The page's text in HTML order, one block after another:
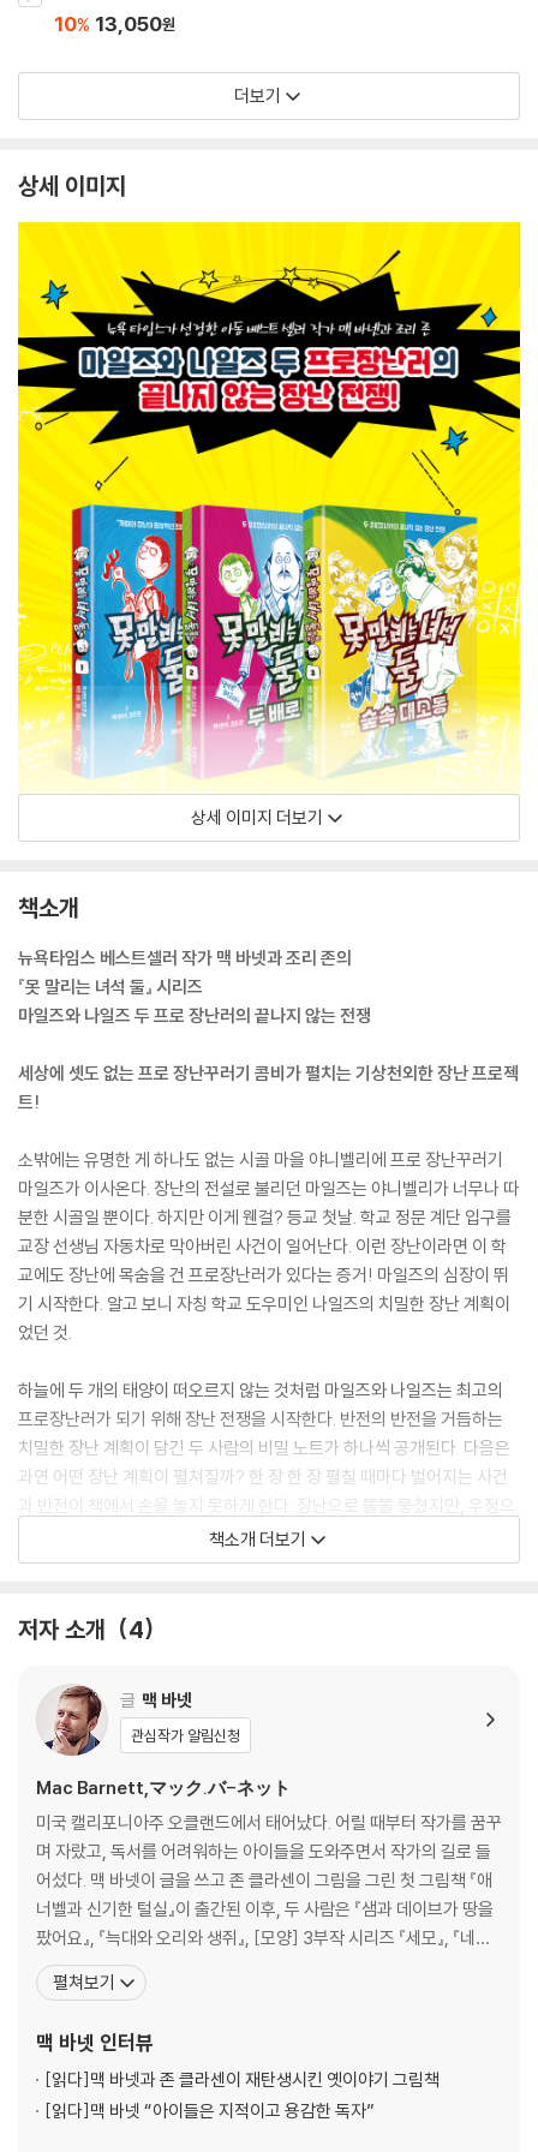
10% 13,050원
더보기
상세 이미지
상세 이미지 더보기
책소개
뉴욕타임스 베스트셀러 작가 맥 바넷과 조리 존의
『못 말리는 녀석 둘』 시리즈
마일즈와 나일즈 두 프로 장난러의 끝나지 않는 전쟁
세상에 셋도 없는 프로 장난꾸러기 콤비가 펼치는 기상천외한 장난 프로젝
트!
소밖에는 유명한 게 하나도 없는 시골 마을 야니벨리에 프로 장난꾸러기
마일즈가 이사온다. 장난의 전설로 불리던 마일즈는 야니벨리가 너무나 따
분한 시골일 뿐이다. 하지만 이게 웬걸? 등교 첫날. 학교 정문 계단 입구를
교장 선생님 자동차로 막아버린 사건이 일어난다. 이런 장난이라면 이 학
교에도 장난에 목숨을 건 프로장난러가 있다는 증거! 마일즈의 심장이 뛰
기 시작한다. 알고 보니 자칭 학교 도우미인 나일즈의 치밀한 장난 계획이
었던 것.
하늘에 두 개의 태양이 떠오르지 않는 것처럼 마일즈와 나일즈는 최고의
프로장난러가 되기 위해 장난 전쟁을 시작한다. 반전의 반전을 거듭하는
치밀한 장난 계획이 담긴 두 사람의 비밀 노트가 하나씩 공개된다. 다음은
과연 어떤 장난 계획이 펼쳐질까? 한 장 한 장 펼칠 때마다 벌어지는 사건
과 반전이 책에서 손을 놓지 못하게 한다. 장난으로 똘똘 뭉쳤지만, 우정으
로 가득한 둘만의 장난 계획 노트는 이제 다음 프로장난러를 기다린다. 세
계적인 베스트셀러 작가 맥 바넷과 조리 존이 그리는 황당한 이야기와 익
시작을 알린다.
책소개 더보기
저자 소개 4
글 맥 바넷
관심작가 알림신청
Mac Barnett,マック.バ-ネット
미국 캘리포니아주 오클랜드에서 태어났다. 어릴 때부터 작가를 꿈꾸
며 자랐고, 독서를 어려워하는 아이들을 도와주면서 작가의 길로 들
어섰다. 맥 바넷이 글을 쓰고 존 클라센이 그림을 그린 첫 그림책 『애
너벨과 신기한 털실』이 출간된 이후, 두 사람은 『샘과 데이브가 땅을
팠어요』, 『늑대와 오리와 생쥐』, [모양] 3부작 시리즈 『세모』, 『네
모』, 『동그라미』, 『트롤과 염소 삼 형제』 등 여러 그림책을 함께 만들
었다. 두 작가의 협업 그림책은 칼데콧상, 케이트 그린어웨이상, 보스
는 애플tv+의 애니메이션으로 제
펼쳐보기
맥 바넷 인터뷰
[읽다]맥 바넷과 존 클라센이 재탄생시킨 옛이야기 그림책
[읽다]맥 바넷 “아이들은 지적이고 용감한 독자”